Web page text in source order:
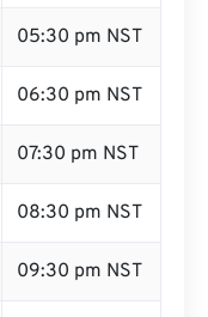
05:30 pm NST
06:30 pm NST
07:30 pm NST
08:30 pm NST
09:30 pm NST